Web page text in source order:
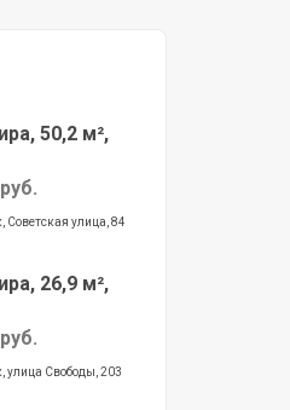
50,2 м²,
Советская улица, 84
26,9 м²,
улица Свободы, 203